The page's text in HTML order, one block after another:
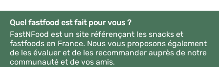
Quel fastfood est fait pour vous ?
FastNFood est un site référençant les snacks et
fastfoods en France. Nous vous proposons également
de les évaluer et de les recommander auprès de notre
communauté et de vos amis.